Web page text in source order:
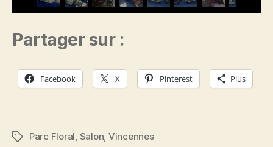
Partager sur :
Facebook X Pinterest Plus
Étiquettes
Parc Floral, Salon, Vincennes